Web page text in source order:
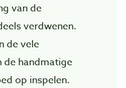
van de
verdwenen.
de vele
de handmatige
op inspelen.